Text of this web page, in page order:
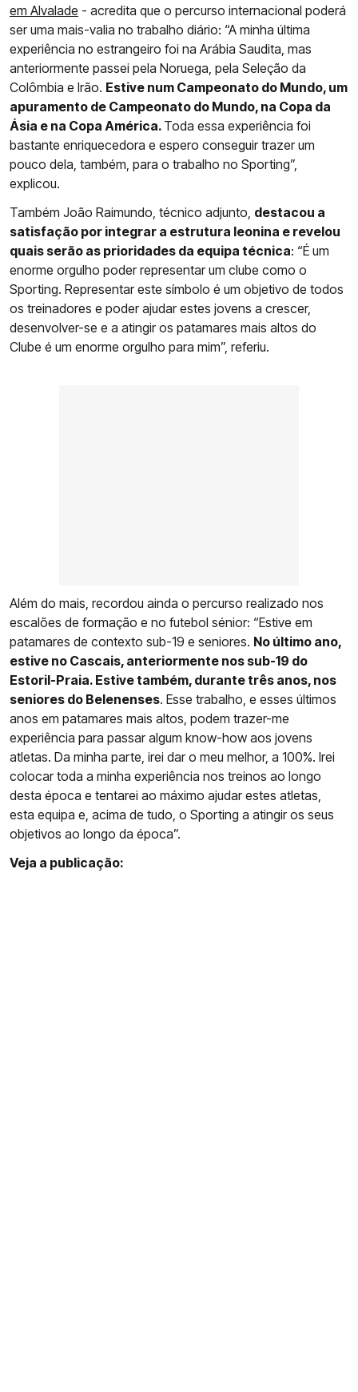
em Alvalade - acredita que o percurso internacional poderá
ser uma mais-valia no trabalho diário: “A minha última
experiência no estrangeiro foi na Arábia Saudita, mas
anteriormente passei pela Noruega, pela Seleção da
Colômbia e Irão. Estive num Campeonato do Mundo, um
apuramento de Campeonato do Mundo, na Copa da
Ásia e na Copa América. Toda essa experiência foi
bastante enriquecedora e espero conseguir trazer um
pouco dela, também, para o trabalho no Sporting”,
explicou.
Também João Raimundo, técnico adjunto, destacou a
satisfação por integrar a estrutura leonina e revelou
quais serão as prioridades da equipa técnica: “É um
enorme orgulho poder representar um clube como o
Sporting. Representar este símbolo é um objetivo de todos
os treinadores e poder ajudar estes jovens a crescer,
desenvolver-se e a atingir os patamares mais altos do
Clube é um enorme orgulho para mim”, referiu.
Além do mais, recordou ainda o percurso realizado nos
escalões de formação e no futebol sénior: “Estive em
patamares de contexto sub-19 e seniores. No último ano,
estive no Cascais, anteriormente nos sub-19 do
Estoril-Praia. Estive também, durante três anos, nos
seniores do Belenenses. Esse trabalho, e esses últimos
anos em patamares mais altos, podem trazer-me
experiência para passar algum know-how aos jovens
atletas. Da minha parte, irei dar o meu melhor, a 100%. Irei
colocar toda a minha experiência nos treinos ao longo
desta época e tentarei ao máximo ajudar estes atletas,
esta equipa e, acima de tudo, o Sporting a atingir os seus
objetivos ao longo da época”.
Veja a publicação: